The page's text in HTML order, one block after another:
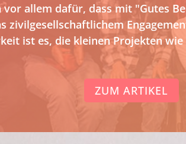
allem dafür, dass mit "Gutes
zivilgesellschaftlichem
ist es, die kleinen Projekten
ZUM ARTIKEL